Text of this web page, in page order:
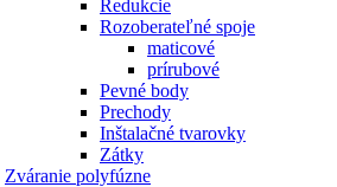
Redukcie
Rozoberateľné spoje
maticové
prírubové
Pevné body
Prechody
Inštalačné tvarovky
Zátky
Zváranie polyfúzne